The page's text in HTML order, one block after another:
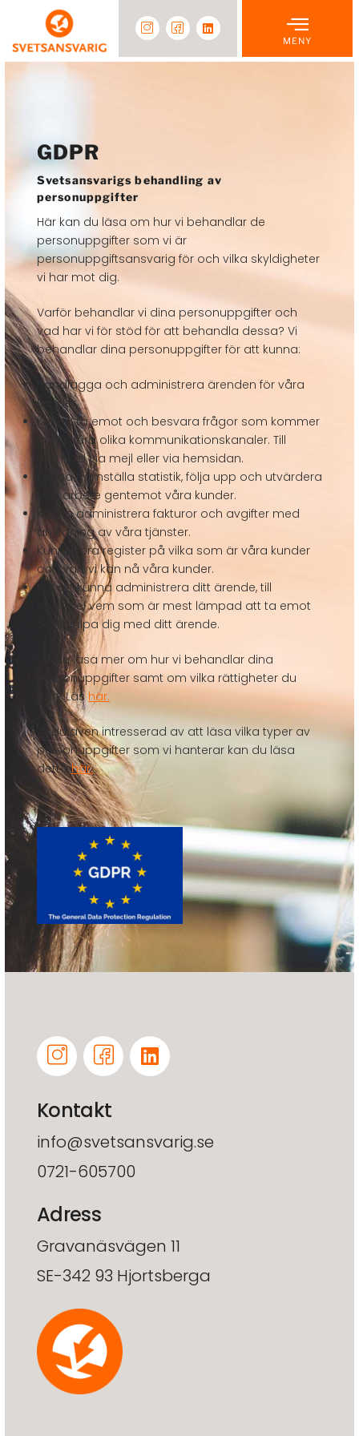
MENY
GDPR
Svetsansvarigs behandling av
personuppgifter
Här kan du läsa om hur vi behandlar de
personuppgifter som vi är
personuppgiftsansvarig för och vilka skyldigheter
vi har mot dig.
Varför behandlar vi dina personuppgifter och
vad har vi för stöd för att behandla dessa? Vi
behandlar dina personuppgifter för att kunna:
Handlägga och administrera ärenden för våra
kunder.
Kunna ta emot och besvara frågor som kommer
in via våra olika kommunikationskanaler. Till
exempel via mejl eller via hemsidan.
Kunna framställa statistik, följa upp och utvärdera
vårt arbete gentemot våra kunder.
Kunna administrera fakturor och avgifter med
anledning av våra tjänster.
Kunna föra register på vilka som är våra kunder
och vart vi kan nå våra kunder.
För att kunna administrera ditt ärende, till
exempel vem som är mest lämpad att ta emot
och hjälpa dig med ditt ärende.
Vill du läsa mer om hur vi behandlar dina
personuppgifter samt om vilka rättigheter du
har? Läshär.
Är du även intresserad av att läsa vilka typer av
personuppgifter som vi hanterar kan du läsa
detta här.
Kontakt
info@svetsansvarig.se
0721-605700
Adress
Gravanäsvägen 11
SE-342 93 Hjortsberga